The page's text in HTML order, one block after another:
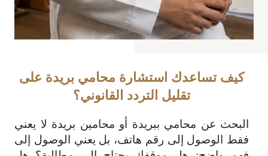
كيف تساعدك استشارة محامي بريدة على
تقليل التردد القانوني؟
البحث عن محامي ببريدة أو محامين بريدة لا يعني
فقط الوصول إلى رقم هاتف، بل يعني الوصول إلى